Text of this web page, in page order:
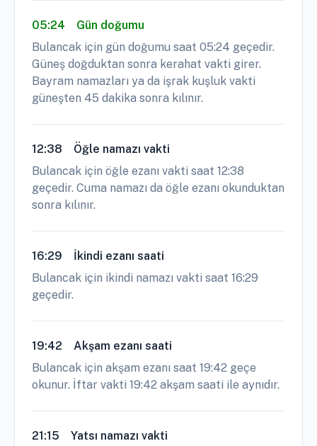
05:24
Gün doğumu
Bulancak için gün doğumu saat 05:24 geçedir.
Güneş doğduktan sonra kerahat vakti girer.
Bayram namazları ya da işrak kuşluk vakti
güneşten 45 dakika sonra kılınır.
12:38
Öğle namazı vakti
Bulancak için öğle ezanı vakti saat 12:38
geçedir. Cuma namazı da öğle ezanı okunduktan
sonra kılınır.
16:29
İkindi ezanı saati
Bulancak için ikindi namazı vakti saat 16:29
geçedir.
19:42
Akşam ezanı saati
Bulancak için akşam ezanı saat 19:42 geçe
okunur. İftar vakti 19:42 akşam saati ile aynıdır.
21:15
Yatsı namazı vakti